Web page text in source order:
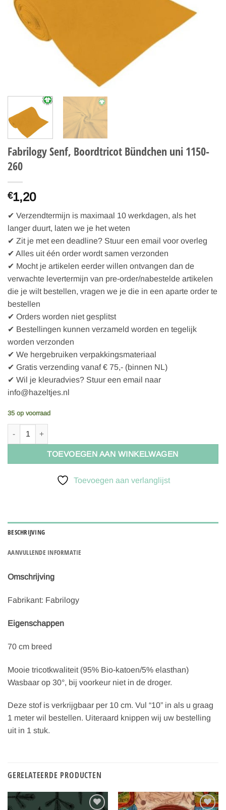
Fabrilogy Senf, Boordtricot Bündchen uni 1150-
260
€1,20
✔ Verzendtermijn is maximaal 10 werkdagen, als het
langer duurt, laten we je het weten
✔ Zit je met een deadline? Stuur een email voor overleg
✔ Alles uit één order wordt samen verzonden
✔ Mocht je artikelen eerder willen ontvangen dan de
verwachte levertermijn van pre-order/nabestelde artikelen
die je wilt bestellen, vragen we je die in een aparte order te
bestellen
✔ Orders worden niet gesplitst
✔ Bestellingen kunnen verzameld worden en tegelijk
worden verzonden
✔ We hergebruiken verpakkingsmateriaal
✔ Gratis verzending vanaf € 75,- (binnen NL)
✔ Wil je kleuradvies? Stuur een email naar
info@hazeltjes.nl
35 op voorraad
TOEVOEGEN AAN WINKELWAGEN
Toevoegen aan verlanglijst
BESCHRIJVING
AANVULLENDE INFORMATIE
Omschrijving
Fabrikant: Fabrilogy
Eigenschappen
70 cm breed
Mooie tricotkwaliteit (95% Bio-katoen/5% elasthan)
Wasbaar op 30°, bij voorkeur niet in de droger.
Deze stof is verkrijgbaar per 10 cm. Vul “10” in als u graag
1 meter wil bestellen. Uiteraard knippen wij uw bestelling
uit in 1 stuk.
GERELATEERDE PRODUCTEN